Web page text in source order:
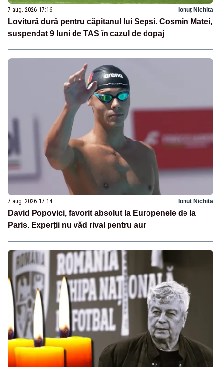
7 aug. 2026, 17:16 Ionuț Nichita
Lovitură dură pentru căpitanul lui Sepsi. Cosmin Matei,
suspendat 9 luni de TAS în cazul de dopaj
7 aug. 2026, 17:14 Ionuț Nichita
David Popovici, favorit absolut la Europenele de la
Paris. Experții nu văd rival pentru aur